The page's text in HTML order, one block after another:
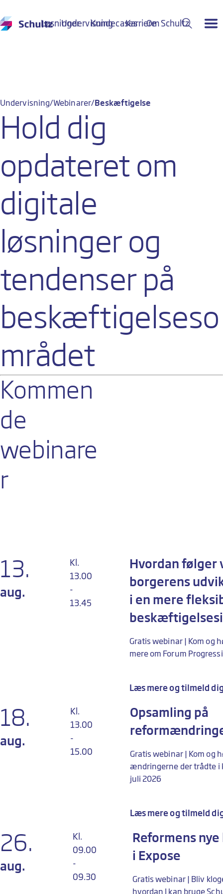
LøsningerUndervisningKundecasesKarriereOm Schultz
Undervisning Webinarer Beskæftigelse
Hold dig
opdateret om
digitale
løsninger og
tendenser på
beskæftigelseso
mrådet
Kommen
de
webinare
r
13.
aug.
Kl.
13.00
-
13.45
Hvordan følger
borgerens
i en mere
Gratis webinar | Kom og
mere om Forum
Læs mere og tilmeld
18.
aug.
Kl.
13.00
-
15.00
Opsamling på
Gratis webinar | Kom og
ændringerne der trådte i
juli 2026
Læs mere og tilmeld
26.
aug.
Kl.
09.00
-
09.30
Reformens
i Expose
Gratis webinar | Bliv
hvordan I kan bruge